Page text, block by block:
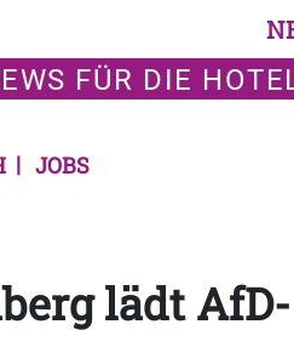
FÜR DIE
JOBS
lädt AfD-